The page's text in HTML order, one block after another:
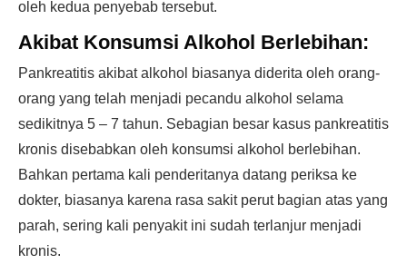
oleh kedua penyebab tersebut.
Akibat Konsumsi Alkohol Berlebihan:
Pankreatitis akibat alkohol biasanya diderita oleh orang-
orang yang telah menjadi pecandu alkohol selama
sedikitnya 5 – 7 tahun. Sebagian besar kasus pankreatitis
kronis disebabkan oleh konsumsi alkohol berlebihan.
Bahkan pertama kali penderitanya datang periksa ke
dokter, biasanya karena rasa sakit perut bagian atas yang
parah, sering kali penyakit ini sudah terlanjur menjadi
kronis.